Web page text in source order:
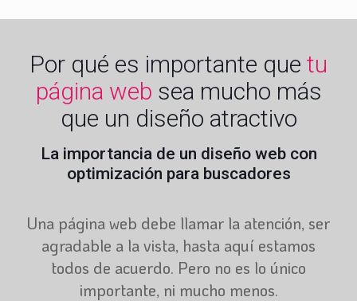
Por qué es importante que tu
página web sea mucho más
que un diseño atractivo
La importancia de un diseño web con
optimización para buscadores
Una página web debe llamar la atención, ser
agradable a la vista, hasta aquí estamos
todos de acuerdo. Pero no es lo único
importante, ni mucho menos.